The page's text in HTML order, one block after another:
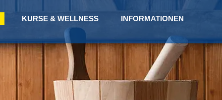
KURSE & WELLNESS INFORMATIONEN